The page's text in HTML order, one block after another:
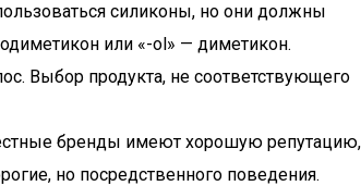
силиконы, но они должны
или «-ol» — диметикон.
Выбор продукта, не соответствующего
бренды имеют хорошую репутацию,
но посредственного поведения.